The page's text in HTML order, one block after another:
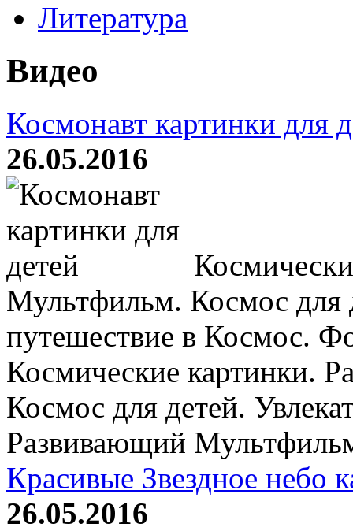
Литература
Видео
Космонавт картинки для
26.05.2016
Мультфильм. Космос для
путешествие в Космос.
Космические картинки.
Космос для детей.
Развивающий
Красивые Звездное небо
26.05.2016